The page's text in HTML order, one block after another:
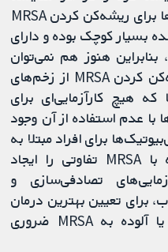
تفاوتی در اثربخشی آنتی‌بیوتیک‌ها برای ریشه‌کن کردن MRSA
بسیار کوچک بوده و دارای
هنوز هم نمی‌توان
گفت کدام آنتی‌بیوتیک در ریشه‌کن کردن MRSA از زخم‌های
که هیچ کارآزمایی‌ای برای
با عدم استفاده از آن وجود
برای افراد مبتلا به
زخم‌های غیرجراحی کلونیزه‌شده با MRSA تفاوتی را ایجاد
تصادفی‌سازی و
برای تعیین بهترین درمان
برای زخم‌های غیرجراحی حاوی یا آلوده به MRSA ضروری